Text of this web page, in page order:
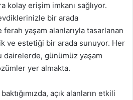
kolay erişim imkanı sağlıyor.
bir arada
yaşam alanlarıyla tasarlanan
ve estetiği bir arada sunuyor. Her
dairelerde, günümüz yaşam
yer almakta.
açık alanların etkili